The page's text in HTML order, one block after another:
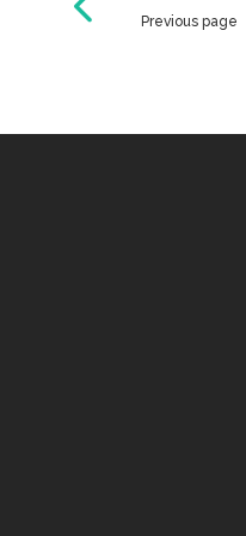
Previous page